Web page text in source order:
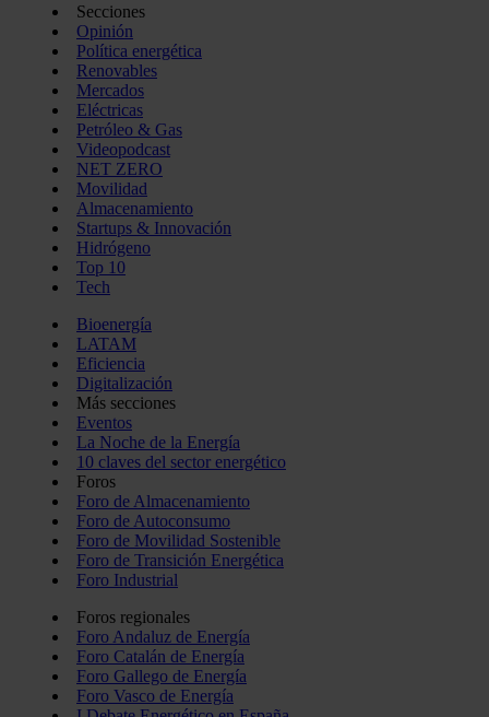
Secciones
Opinión
Política energética
Renovables
Mercados
Eléctricas
Petróleo & Gas
Videopodcast
NET ZERO
Movilidad
Almacenamiento
Startups & Innovación
Hidrógeno
Top 10
Tech
Bioenergía
LATAM
Eficiencia
Digitalización
Más secciones
Eventos
La Noche de la Energía
10 claves del sector energético
Foros
Foro de Almacenamiento
Foro de Autoconsumo
Foro de Movilidad Sostenible
Foro de Transición Energética
Foro Industrial
Foros regionales
Foro Andaluz de Energía
Foro Catalán de Energía
Foro Gallego de Energía
Foro Vasco de Energía